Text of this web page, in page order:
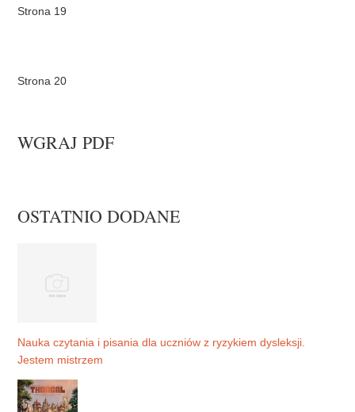
Strona 19
Strona 20
WGRAJ PDF
OSTATNIO DODANE
Nauka czytania i pisania dla uczniów z ryzykiem dysleksji.
Jestem mistrzem